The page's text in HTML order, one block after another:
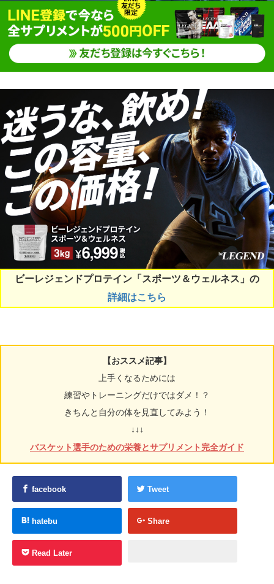
ビーレジェンドプロテイン「スポーツ＆ウェルネス」の
詳細はこちら
【おススメ記事】
上手くなるためには
練習やトレーニングだけではダメ！？
きちんと自分の体を見直してみよう！
↓↓↓
バスケット選手のための栄養とサプリメント完全ガイド
facebook Tweet
hatebu Share
Read Later